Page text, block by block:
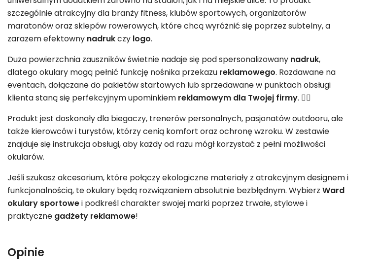
szczególnie atrakcyjny dla branży fitness, klubów sportowych, organizatorów
maratonów oraz sklepów rowerowych, które chcą wyróżnić się poprzez subtelny, a
zarazem efektowny nadrukczy logo.
Duża powierzchnia zauszników świetnie nadaje się pod spersonalizowany nadruk,
dlatego okulary mogą pełnić funkcję nośnika przekazu reklamowego. Rozdawane na
eventach, dołączane do pakietów startowych lub sprzedawane w punktach obsługi
klienta staną się perfekcyjnym upominkiem reklamowym dla Twojej firmy. 🚴‍♂️
Produkt jest doskonały dla biegaczy, trenerów personalnych, pasjonatów outdooru, ale
także kierowców i turystów, którzy cenią komfort oraz ochronę wzroku. W zestawie
znajduje się instrukcja obsługi, aby każdy od razu mógł korzystać z pełni możliwości
okularów.
Jeśli szukasz akcesorium, które połączy ekologiczne materiały z atrakcyjnym designem i
funkcjonalnością, te okulary będą rozwiązaniem absolutnie bezbłędnym. Wybierz Ward
okulary sportowei podkreśl charakter swojej marki poprzez trwałe, stylowe i
praktyczne gadżety reklamowe!
Opinie